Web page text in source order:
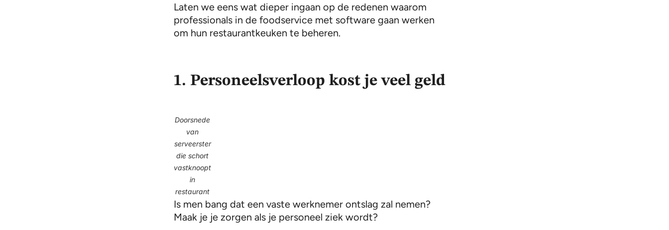
Laten we eens wat dieper ingaan op de redenen waarom
professionals in de foodservice met software gaan werken
om hun restaurantkeuken te beheren.
1. Personeelsverloop kost je veel geld
Doorsnede
van
serveerster
die schort
vastknoopt
in
restaurant
Is men bang dat een vaste werknemer ontslag zal nemen?
Maak je je zorgen als je personeel ziek wordt?